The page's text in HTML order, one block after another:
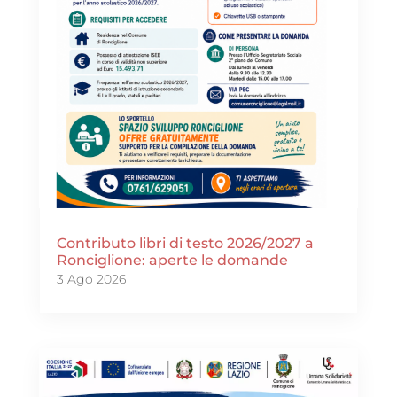
Contributo libri di testo 2026/2027 a
Ronciglione: aperte le domande
3 Ago 2026